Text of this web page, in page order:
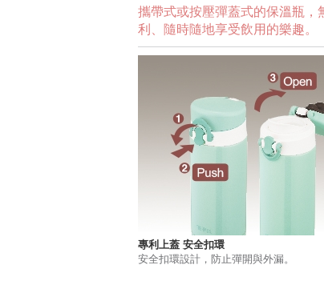
攜帶式或按壓彈蓋式的保溫瓶，
利、隨時隨地享受飲用的樂趣。
專利上蓋 安全扣環
安全扣環設計，防止彈開與外漏。